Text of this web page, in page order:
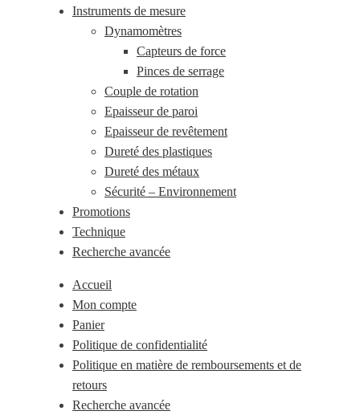
Instruments de mesure
Dynamomètres
Capteurs de force
Pinces de serrage
Couple de rotation
Epaisseur de paroi
Epaisseur de revêtement
Dureté des plastiques
Dureté des métaux
Sécurité – Environnement
Promotions
Technique
Recherche avancée
Accueil
Mon compte
Panier
Politique de confidentialité
Politique en matière de remboursements et de
retours
Recherche avancée